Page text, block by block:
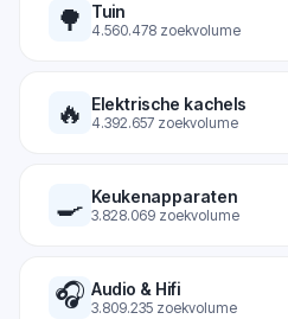
🌳 Tuin
4.560.478 zoekvolume
🔥 Elektrische kachels
4.392.657 zoekvolume
🍳 Keukenapparaten
3.828.069 zoekvolume
🎧 Audio & Hifi
3.809.235 zoekvolume